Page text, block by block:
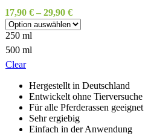
17,90 € – 29,90 €
250 ml
500 ml
Clear
Hergestellt in Deutschland
Entwickelt ohne Tierversuche
Für alle Pferderassen geeignet
Sehr ergiebig
Einfach in der Anwendung